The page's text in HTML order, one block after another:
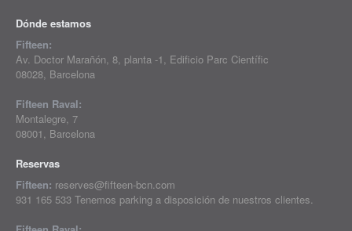
Dónde estamos
Fifteen:
Av. Doctor Marañón, 8, planta -1, Edificio Parc Científic
08028, Barcelona
Fifteen Raval:
Montalegre, 7
08001, Barcelona
Reservas
Fifteen: reserves@fifteen-bcn.com
931 165 533 Tenemos parking a disposición de nuestros clientes.